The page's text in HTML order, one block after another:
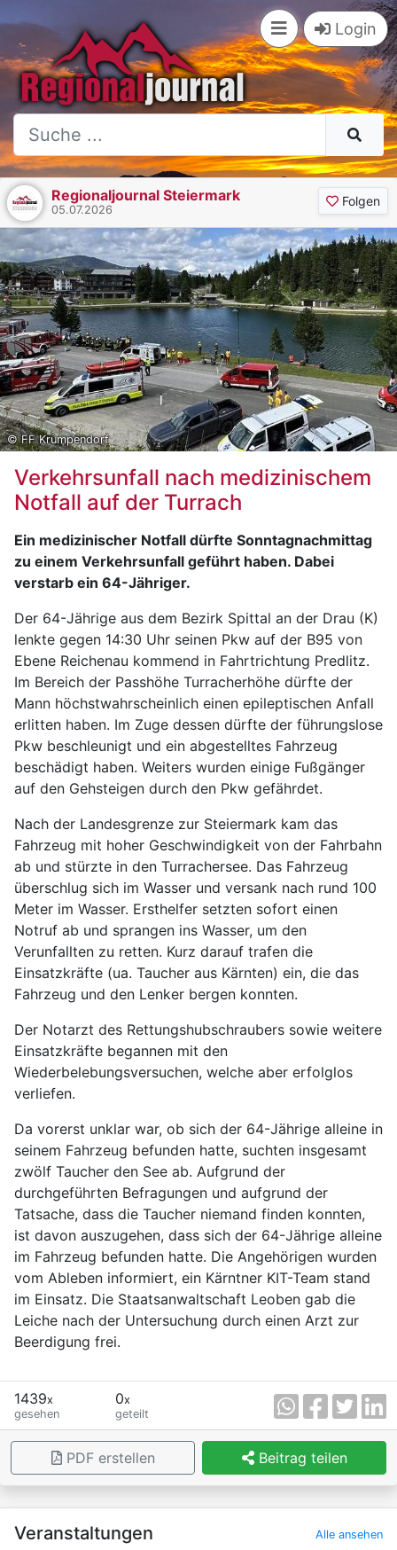
Login
Regionaljournal Steiermark
05.07.2026
Folgen
© FF Krumpendorf
Verkehrsunfall nach medizinischem
Notfall auf der Turrach
Ein medizinischer Notfall dürfte Sonntagnachmittag
zu einem Verkehrsunfall geführt haben. Dabei
verstarb ein 64-Jähriger.
Der 64-Jährige aus dem Bezirk Spittal an der Drau (K)
lenkte gegen 14:30 Uhr seinen Pkw auf der B95 von
Ebene Reichenau kommend in Fahrtrichtung Predlitz.
Im Bereich der Passhöhe Turracherhöhe dürfte der
Mann höchstwahrscheinlich einen epileptischen Anfall
erlitten haben. Im Zuge dessen dürfte der führungslose
Pkw beschleunigt und ein abgestelltes Fahrzeug
beschädigt haben. Weiters wurden einige Fußgänger
auf den Gehsteigen durch den Pkw gefährdet.
Nach der Landesgrenze zur Steiermark kam das
Fahrzeug mit hoher Geschwindigkeit von der Fahrbahn
ab und stürzte in den Turrachersee. Das Fahrzeug
überschlug sich im Wasser und versank nach rund 100
Meter im Wasser. Ersthelfer setzten sofort einen
Notruf ab und sprangen ins Wasser, um den
Verunfallten zu retten. Kurz darauf trafen die
Einsatzkräfte (ua. Taucher aus Kärnten) ein, die das
Fahrzeug und den Lenker bergen konnten.
Der Notarzt des Rettungshubschraubers sowie weitere
Einsatzkräfte begannen mit den
Wiederbelebungsversuchen, welche aber erfolglos
verliefen.
Da vorerst unklar war, ob sich der 64-Jährige alleine in
seinem Fahrzeug befunden hatte, suchten insgesamt
zwölf Taucher den See ab. Aufgrund der
durchgeführten Befragungen und aufgrund der
Tatsache, dass die Taucher niemand finden konnten,
ist davon auszugehen, dass sich der 64-Jährige alleine
im Fahrzeug befunden hatte. Die Angehörigen wurden
vom Ableben informiert, ein Kärntner KIT-Team stand
im Einsatz. Die Staatsanwaltschaft Leoben gab die
Leiche nach der Untersuchung durch einen Arzt zur
Beerdigung frei.
1439x
gesehen
0x
geteilt
PDF erstellen Beitrag teilen
×
Veranstaltungen Alle ansehen